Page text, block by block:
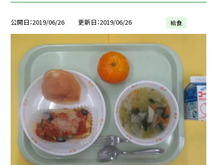
公開日 2019/06/26 更新日 2019/06/26 給食